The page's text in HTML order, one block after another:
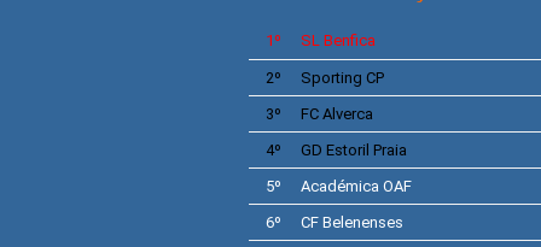
1º SL Benfica
2º Sporting CP
3º
FC Alverca
4º
GD Estoril Praia
5º
Académica OAF
6º
CF Belenenses